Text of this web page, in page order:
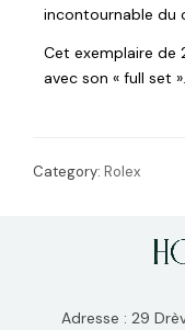
incontournable du
Cet exemplaire de
avec son « full set ».
Category: Rolex
Adresse : 29